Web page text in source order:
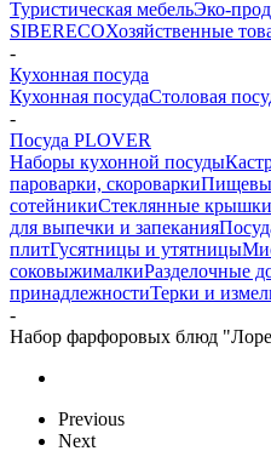
Туристическая мебельЭко-
SIBERECOХозяйственные
-
Кухонная посуда
Кухонная посудаСтоловая
-
Посуда PLOVER
Наборы кухонной посуды
пароварки, скороварки
сотейникиСтеклянные крышки
для выпечки и запекания
плитГусятницы и утятницы
соковыжималкиРазделочные
принадлежностиТерки и
-
Набор фарфоровых блюд
Previous
Next